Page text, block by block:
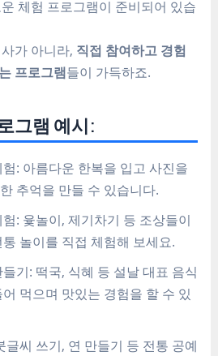
체험 프로그램이 준비되어 있습
가 아니라, 직접 참여하고 경험
프로그램들이 가득하죠.
그램 예시:
: 아름다운 한복을 입고 사진을
추억을 만들 수 있습니다.
: 윷놀이, 제기차기 등 조상들이
놀이를 직접 체험해 보세요.
기: 떡국, 식혜 등 설날 대표 음식
먹으며 맛있는 경험을 할 수 있
글씨 쓰기, 연 만들기 등 전통 공예